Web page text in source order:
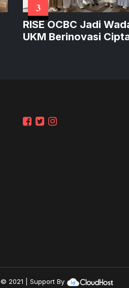
3
RISE OCBC Jadi
UKM Berinovasi
© 2021 | Support By